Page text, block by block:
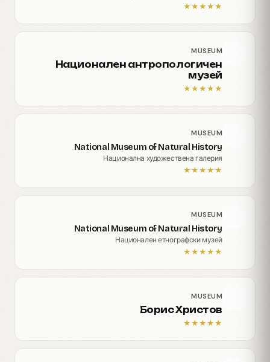
★
★
★
★
★
MUSEUM
Национален антропологичен
музей
★
★
★
★
★
MUSEUM
National Museum of Natural History
Национална художествена галерия
★
★
★
★
★
MUSEUM
National Museum of Natural History
Национален етнографски музей
★
★
★
★
★
MUSEUM
Борис Христов
★
★
★
★
★